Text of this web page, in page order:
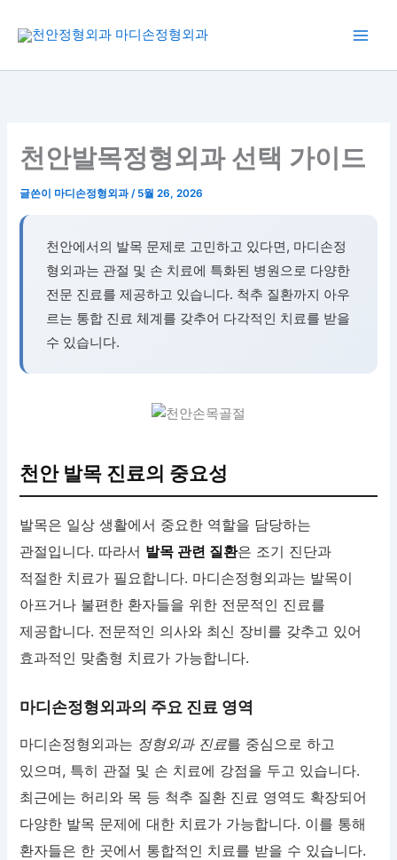
로
천안발목정형외과 선택 가이드
글쓴이 마디손정형외과/ 5월 26, 2026
천안에서의 발목 문제로 고민하고 있다면, 마디손정
형외과는 관절 및 손 치료에 특화된 병원으로 다양한
전문 진료를 제공하고 있습니다. 척추 질환까지 아우
르는 통합 진료 체계를 갖추어 다각적인 치료를 받을
수 있습니다.
천안 발목 진료의 중요성
발목은 일상 생활에서 중요한 역할을 담당하는
관절입니다. 따라서 발목 관련 질환은 조기 진단과
적절한 치료가 필요합니다. 마디손정형외과는 발목이
아프거나 불편한 환자들을 위한 전문적인 진료를
제공합니다. 전문적인 의사와 최신 장비를 갖추고 있어
효과적인 맞춤형 치료가 가능합니다.
마디손정형외과의 주요 진료 영역
마디손정형외과는 정형외과 진료를 중심으로 하고
있으며, 특히 관절 및 손 치료에 강점을 두고 있습니다.
최근에는 허리와 목 등 척추 질환 진료 영역도 확장되어
다양한 발목 문제에 대한 치료가 가능합니다. 이를 통해
환자들은 한 곳에서 통합적인 치료를 받을 수 있습니다.